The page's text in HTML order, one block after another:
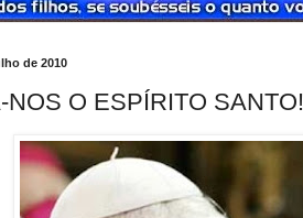
de 2010
NOS O ESPÍRITO SANTO!